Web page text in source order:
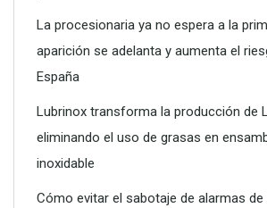
Poliéster Casariche lidera la
hidráulicas con sus nuevas piscinas de
La procesionaria ya no espera a la
aparición se adelanta y aumenta el
España
Lubrinox transforma la producción de
eliminando el uso de grasas en
inoxidable
Cómo evitar el sabotaje de alarmas de